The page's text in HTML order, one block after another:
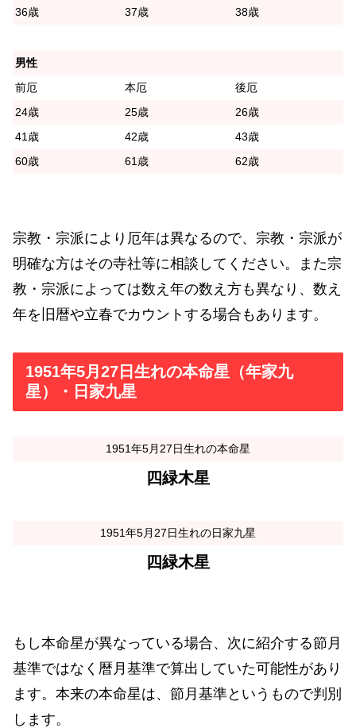
36歳
37歳 38歳
男性
前厄
本厄
後厄
24歳
25歳
26歳
41歳
42歳
43歳
60歳
61歳 62歳
宗教・宗派により厄年は異なるので、宗教・宗派が
明確な方はその寺社等に相談してください。また宗
教・宗派によっては数え年の数え方も異なり、数え
年を旧暦や立春でカウントする場合もあります。
1951年5月27日生れの本命星（年家九
星）・日家九星
1951年5月27日生れの本命星
四緑木星
1951年5月27日生れの日家九星
四緑木星
もし本命星が異なっている場合、次に紹介する節月
基準ではなく暦月基準で算出していた可能性があり
ます。本来の本命星は、節月基準というもので判別
します。